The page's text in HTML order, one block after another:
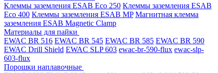
Клеммы заземления ESAB Eco 250 Клеммы заземления ESAB
Eco 400 Клеммы заземления ESAB MP Магнитная клемма
заземления ESAB Magnetic Clamp
Материалы для пайки
EWAC BR 516 EWAC BR 545 EWAC BR 585 EWAC BR 590
EWAC Drill Shield EWAC SLP 603 ewac-br-590-flux ewac-slp-
603-flux
Порошки наплавочные